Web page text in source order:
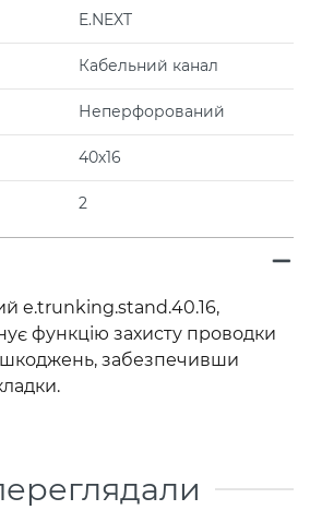
E.NEXT
Кабельний канал
Неперфорований
40х16
2
e.trunking.stand.40.16,
функцію захисту проводки
забезпечивши